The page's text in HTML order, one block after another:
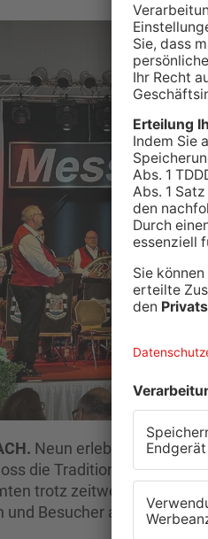
Neun erlebnisreiche
die
trotz zeitweise
und Besucher auf das